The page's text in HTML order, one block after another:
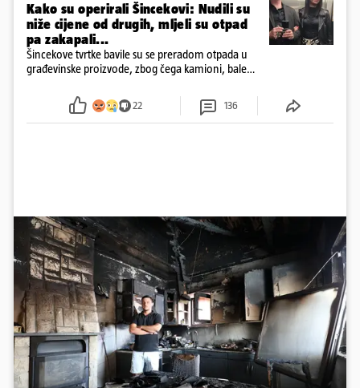
Kako su operirali Šincekovi: Nudili su
niže cijene od drugih, mljeli su otpad
pa zakapali...
Šincekove tvrtke bavile su se preradom otpada u
građevinske proizvode, zbog čega kamioni, bale
22 136